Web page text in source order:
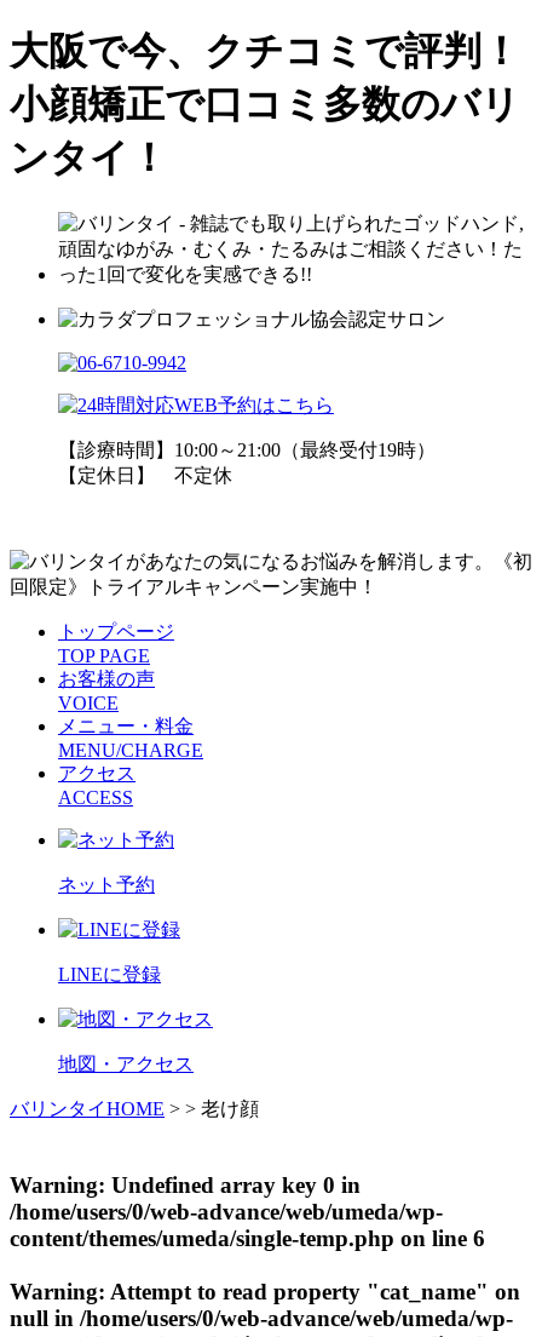
大阪で今、クチコミで評判！
小顔矯正で口コミ多数のバリ
ンタイ！
【診療時間】10:00～21:00（最終受付19時）
【定休日】 不定休
トップページ
TOP PAGE
お客様の声
VOICE
メニュー・料金
MENU/CHARGE
アクセス
ACCESS
ネット予約
LINEに登録
地図・アクセス
バリンタイHOME > > 老け顔
Warning: Undefined array key 0 in
/home/users/0/web-advance/web/umeda/wp-
content/themes/umeda/single-temp.php on line 6
Warning: Attempt to read property "cat_name" on
null in /home/users/0/web-advance/web/umeda/wp-